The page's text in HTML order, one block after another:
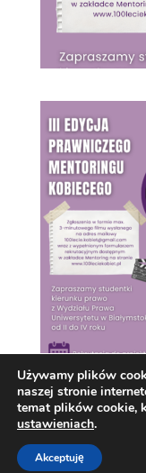
Używamy plików
naszej stronie
temat plików cookie,
ustawieniach.
Akceptuję